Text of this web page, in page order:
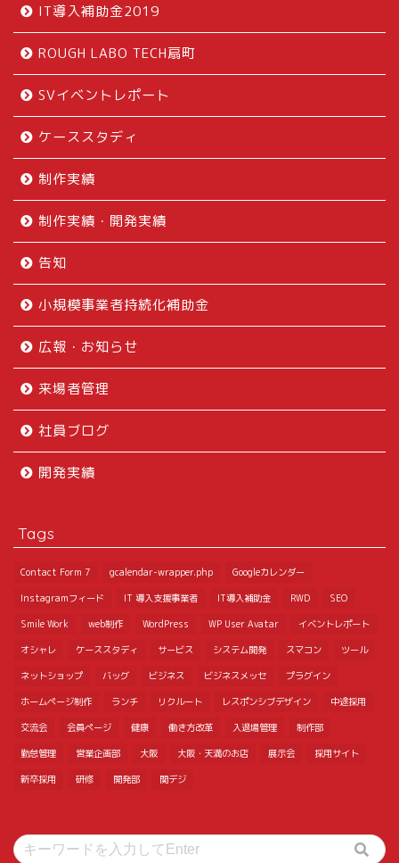
IT導入補助金2019
ROUGH LABO TECH扇町
SVイベントレポート
ケーススタディ
制作実績
制作実績・開発実績
告知
小規模事業者持続化補助金
広報・お知らせ
来場者管理
社員ブログ
開発実績
Tags
Contact Form 7 gcalendar-wrapper.php Googleカレンダー
Instagramフィード IT 導入支援事業者 IT導入補助金 RWD SEO
Smile Work web制作 WordPress WP User Avatar イベントレポート
オシャレ ケーススタディ サービス システム開発 スマコン ツール
ネットショップ バッグ ビジネス ビジネスメッセ プラグイン
ホームページ制作 ランチ リクルート レスポンシブデザイン 中途採用
交流会 会員ページ 健康 働き方改革 入退場管理 制作部
勤怠管理 営業企画部 大阪 大阪・天満のお店 展示会 採用サイト
新卒採用 研修 開発部 関デジ